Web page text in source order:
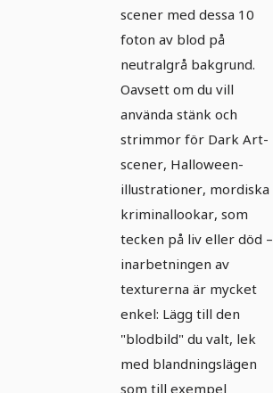
scener med dessa 10
foton av blod på
neutralgrå bakgrund.
Oavsett om du vill
använda stänk och
strimmor för Dark Art-
scener, Halloween-
illustrationer, mordiska
kriminallookar, som
tecken på liv eller död –
inarbetningen av
texturerna är mycket
enkel: Lägg till den
"blodbild" du valt, lek
med blandningslägen
som till exempel